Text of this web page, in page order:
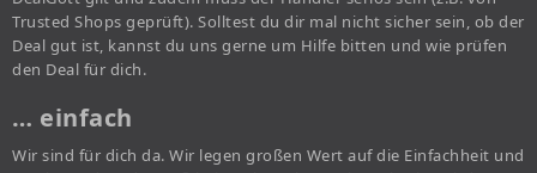
Trusted Shops geprüft). Solltest du dir mal nicht sicher sein, ob der
Deal gut ist, kannst du uns gerne um Hilfe bitten und wie prüfen
den Deal für dich.
… einfach
Wir sind für dich da. Wir legen großen Wert auf die Einfachheit und